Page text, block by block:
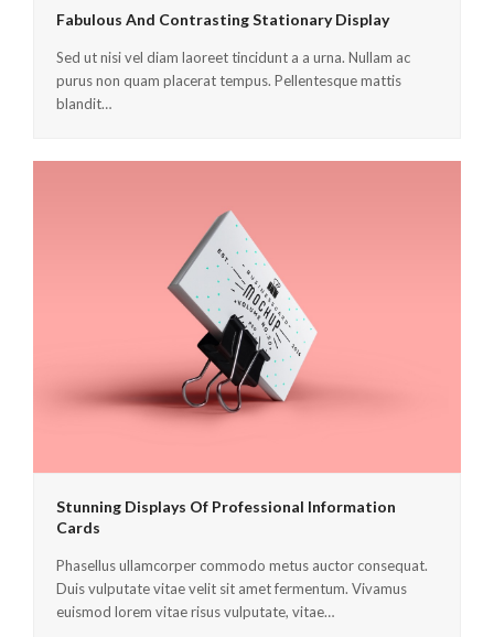
Fabulous And Contrasting Stationary Display
Sed ut nisi vel diam laoreet tincidunt a a urna. Nullam ac
purus non quam placerat tempus. Pellentesque mattis
blandit…
Stunning Displays Of Professional Information
Cards
Phasellus ullamcorper commodo metus auctor consequat.
Duis vulputate vitae velit sit amet fermentum. Vivamus
euismod lorem vitae risus vulputate, vitae…